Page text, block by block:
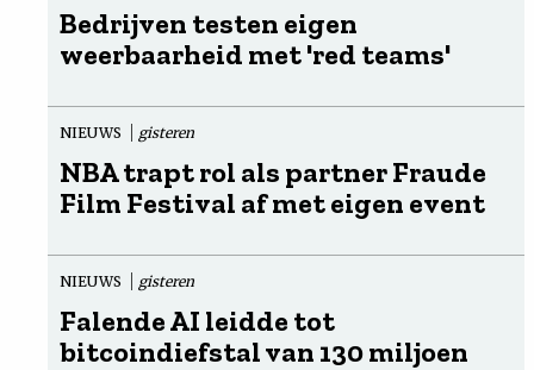
Bedrijven testen eigen
weerbaarheid met 'red teams'
NIEUWS gisteren
NBA trapt rol als partner Fraude
Film Festival af met eigen event
NIEUWS gisteren
Falende AI leidde tot
bitcoindiefstal van 130 miljoen